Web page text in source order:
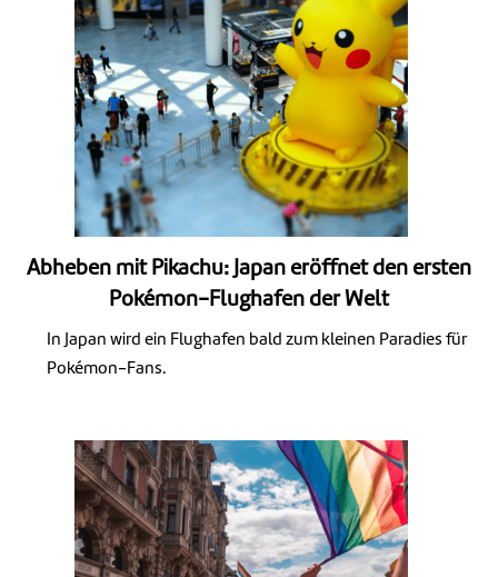
Abheben mit Pikachu: Japan eröffnet den ersten
Pokémon-Flughafen der Welt
In Japan wird ein Flughafen bald zum kleinen Paradies für
Pokémon-Fans.